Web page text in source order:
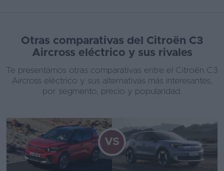
Otras comparativas del Citroën C3
Aircross eléctrico y sus rivales
Te presentamos otras comparativas entre el Citroën C3
Aircross eléctrico y sus alternativas más interesantes,
por segmento, precio y popularidad.
VS